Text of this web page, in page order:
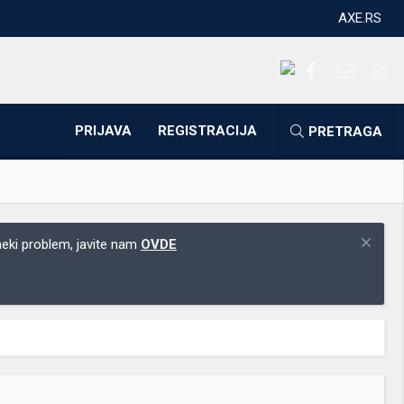
AXE.RS
PRIJAVA REGISTRACIJA PRETRAGA
problem, javite nam OVDE